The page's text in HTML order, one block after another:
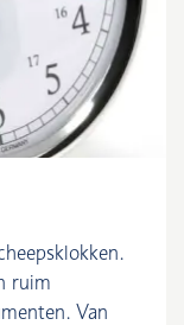
ruim
Van